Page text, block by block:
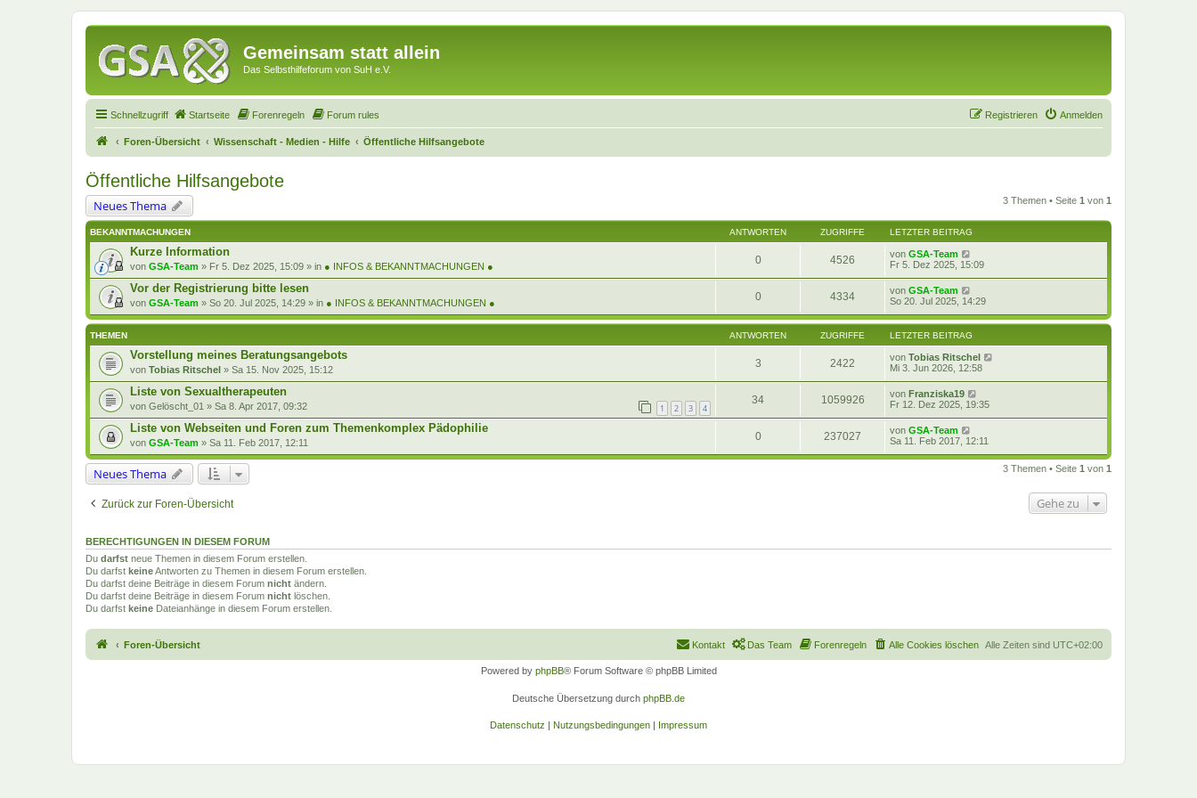
Gemeinsam statt allein
Das Selbsthilfeforum von SuH e.V.
Schnellzugriff Startseite Forenregeln Forum rules Anmelden
Registrieren
Foren-Übersicht Wissenschaft - Medien - Hilfe Öffentliche Hilfsangebote
Öffentliche Hilfsangebote
Neues Thema 3 Themen • Seite 1 von 1
BEKANNTMACHUNGEN ANTWORTEN ZUGRIFFE LETZTER BEITRAG
Kurze Information
von GSA-Team » Fr 5. Dez 2025, 15:09 » in ● INFOS & BEKANNTMACHUNGEN ●
0 4526 von GSA-Team
Fr 5. Dez 2025, 15:09
Vor der Registrierung bitte lesen
von GSA-Team » So 20. Jul 2025, 14:29 » in ● INFOS & BEKANNTMACHUNGEN ●
0 4334 von GSA-Team
So 20. Jul 2025, 14:29
THEMEN ANTWORTEN ZUGRIFFE LETZTER BEITRAG
Vorstellung meines Beratungsangebots
von Tobias Ritschel » Sa 15. Nov 2025, 15:12
3 2422 von Tobias Ritschel
Mi 3. Jun 2026, 12:58
Liste von Sexualtherapeuten
von Gelöscht_01 » Sa 8. Apr 2017, 09:32 1 2 3 4
34 1059926 von Franziska19
Fr 12. Dez 2025, 19:35
Liste von Webseiten und Foren zum Themenkomplex Pädophilie
von GSA-Team » Sa 11. Feb 2017, 12:11
0 237027 von GSA-Team
Sa 11. Feb 2017, 12:11
Neues Thema 3 Themen • Seite 1 von 1
Zurück zur Foren-Übersicht Gehe zu
BERECHTIGUNGEN IN DIESEM FORUM
Du darfst neue Themen in diesem Forum erstellen.
Du darfst keineAntworten zu Themen in diesem Forum erstellen.
Du darfst deine Beiträge in diesem Forum nicht ändern.
Du darfst deine Beiträge in diesem Forum nicht löschen.
Du darfst keine Dateianhänge in diesem Forum erstellen.
Foren-Übersicht Alle Zeiten sind UTC+02:00
Alle Cookies löschen
Forenregeln
Das Team
Kontakt
Powered by phpBB® Forum Software © phpBB Limited
Deutsche Übersetzung durch phpBB.de
Datenschutz | Nutzungsbedingungen | Impressum